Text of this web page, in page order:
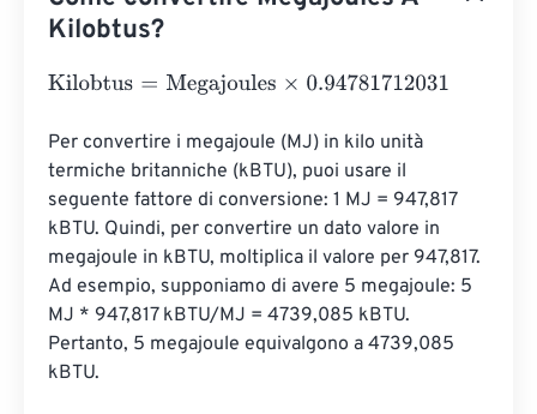
Kilobtus?
Kilobtus=Megajoules×0.94781712031
Per convertire i megajoule (MJ) in kilo unità
termiche britanniche (kBTU), puoi usare il
seguente fattore di conversione: 1 MJ = 947,817
kBTU. Quindi, per convertire un dato valore in
megajoule in kBTU, moltiplica il valore per 947,817.
Ad esempio, supponiamo di avere 5 megajoule: 5
MJ * 947,817 kBTU/MJ = 4739,085 kBTU.
Pertanto, 5 megajoule equivalgono a 4739,085
kBTU.